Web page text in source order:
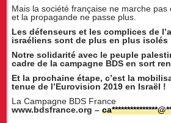
Mais la société française ne marche pas
et la propagande ne passe plus.
Les défenseurs et les complices de
israéliens sont de plus en plus isolés
Notre solidarité avec le peuple
cadre de la campagne BDS en sort
Et la prochaine étape, c’est la
tenue de l’Eurovision 2019 en Israël !
La Campagne BDS France
www.bdsfrance.org –ca***************@